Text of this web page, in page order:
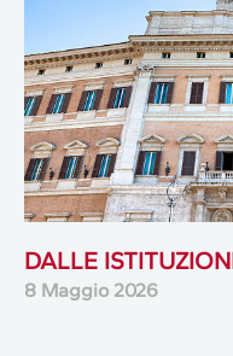
DALLE
8 Maggio 2026